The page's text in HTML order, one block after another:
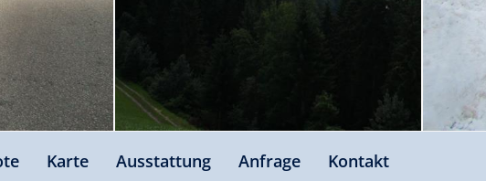
Karte Ausstattung Anfrage Kontakt